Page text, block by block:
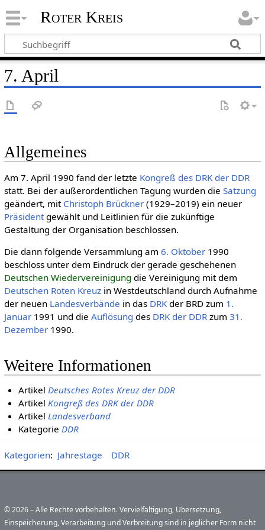
Roter Kreis
7. April
Allgemeines
Am 7. April 1990 fand der letzte Kongreß des DRK der DDR
statt. Bei der außerordentlichen Tagung wurden die Satzung
geändert, mit Christoph Brückner(1929–2019) ein neuer
Präsidentgewählt und Leitlinien für die zukünftige
Gestaltung der Organisation beschlossen.
Die dann folgende Versammlung am 6. Oktober1990
beschloss unter dem Eindruck der gerade geschehenen
Deutschen Wiedervereinigung die Vereinigung mit dem
Deut­schen Roten Kreuzin Westdeutschland durch Aufnahme
der neuen Landes­verbände in das DRKder BRD zum 1.
Januar1991 und die Auflösung des DRK der DDRzum 31.
Dezember1990.
Weitere Informationen
ArtikelDeutsches Rotes Kreuz der DDR
ArtikelKongreß des DRK der DDR
ArtikelLandesverband
KategorieDDR
Kategorien: Jahrestage DDR
© 2026 – Alle Rechte vorbehalten. Vervielfältigung, Übersetzung,
Einspeicherung, Verarbeitung und Verbreitung sind in jeglicher Form nicht